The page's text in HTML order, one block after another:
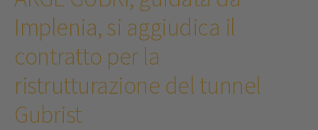
Implenia, si aggiudica il
contratto per la
ristrutturazione del tunnel
Gubrist